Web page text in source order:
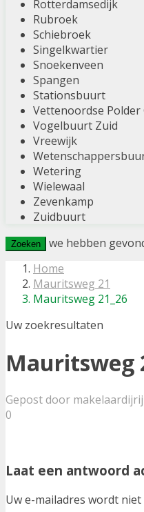
Rotterdamsedijk
Rubroek
Schiebroek
Singelkwartier
Snoekenveen
Spangen
Stationsbuurt
Vettenoordse Polder
Vogelbuurt Zuid
Vreewijk
Wetering
Wielewaal
Zevenkamp
Zuidbuurt
Zoeken we hebben
Home
Mauritsweg 21
Mauritsweg 21_26
Uw zoekresultaten
Mauritsweg
Gepost door
0
Laat een antwoord
Uw e-mailadres wordt